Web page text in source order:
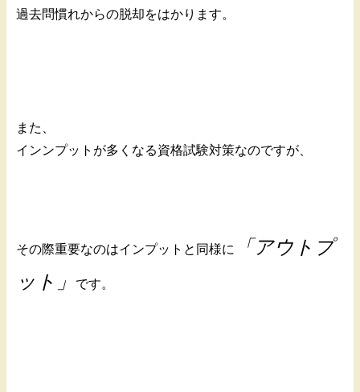
過去問慣れからの脱却をはかります。
また、
インンプットが多くなる資格試験対策なのですが、
その際重要なのはインプットと同様に
「アウトプ
ット」
です。